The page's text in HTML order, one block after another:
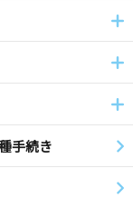
手続き